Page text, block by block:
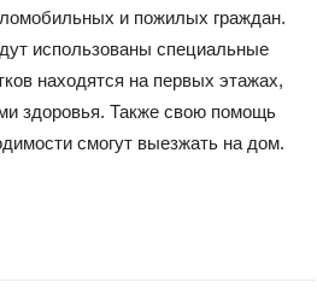
и пожилых граждан.
использованы специальные
находятся на первых этажах,
здоровья. Также свою помощь
смогут выезжать на дом.